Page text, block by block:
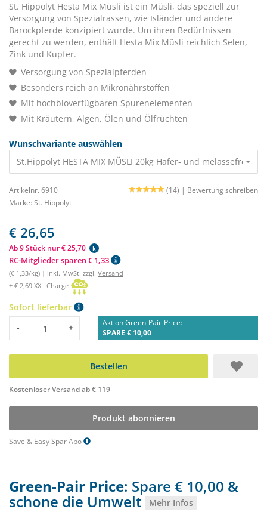
St. Hippolyt Hesta Mix Müsli ist ein Müsli, das speziell zur
Versorgung von Spezialrassen, wie Isländer und andere
Barockpferde konzipiert wurde. Um ihren Bedürfnissen
gerecht zu werden, enthält Hesta Mix Müsli reichlich Selen,
Zink und Kupfer.
Versorgung von Spezialpferden
Besonders reich an Mikronährstoffen
Mit hochbioverfügbaren Spurenelementen
Mit Kräutern, Algen, Ölen und Ölfrüchten
Wunschvariante auswählen
Artikelnr. 6910 (14) | Bewertung schreiben
Marke: St. Hippolyt
€ 26,65
Ab 9 Stück nur € 25,70 k
RC-Mitglieder sparen € 1,33
(€ 1,33/kg) | inkl. MwSt. zzgl. Versand
+ € 2,69 XXL Charge
Sofort lieferbar
Menge
- +
Aktion Green-Pair-Price:
SPARE € 10,00
Bestellen
Kostenloser Versand ab € 119
Produkt abonnieren
Save & Easy Spar Abo
Green-Pair Price: Spare € 10,00 &
schone die Umwelt Mehr Infos